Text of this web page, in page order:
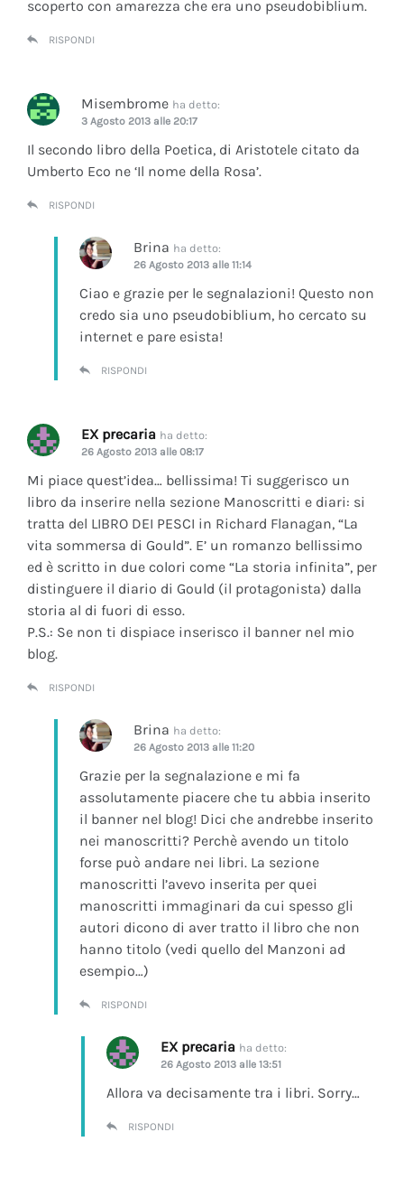
scoperto con amarezza che era uno pseudobiblium.
RISPONDI
Misembrome ha detto:
3 Agosto 2013 alle 20:17
Il secondo libro della Poetica, di Aristotele citato da
Umberto Eco ne ‘Il nome della Rosa’.
RISPONDI
Brina ha detto:
26 Agosto 2013 alle 11:14
Ciao e grazie per le segnalazioni! Questo non
credo sia uno pseudobiblium, ho cercato su
internet e pare esista!
RISPONDI
EX precaria ha detto:
26 Agosto 2013 alle 08:17
Mi piace quest’idea… bellissima! Ti suggerisco un
libro da inserire nella sezione Manoscritti e diari: si
tratta del LIBRO DEI PESCI in Richard Flanagan, “La
vita sommersa di Gould”. E’ un romanzo bellissimo
ed è scritto in due colori come “La storia infinita”, per
distinguere il diario di Gould (il protagonista) dalla
storia al di fuori di esso.
P.S.: Se non ti dispiace inserisco il banner nel mio
blog.
RISPONDI
Brina ha detto:
26 Agosto 2013 alle 11:20
Grazie per la segnalazione e mi fa
assolutamente piacere che tu abbia inserito
il banner nel blog! Dici che andrebbe inserito
nei manoscritti? Perchè avendo un titolo
forse può andare nei libri. La sezione
manoscritti l’avevo inserita per quei
manoscritti immaginari da cui spesso gli
autori dicono di aver tratto il libro che non
hanno titolo (vedi quello del Manzoni ad
esempio…)
RISPONDI
EX precaria ha detto:
26 Agosto 2013 alle 13:51
Allora va decisamente tra i libri. Sorry…
RISPONDI